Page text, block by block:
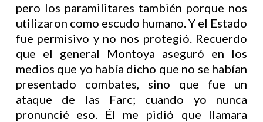
pero los paramilitares también porque nos
utilizaron como escudo humano. Y el Estado
fue permisivo y no nos protegió. Recuerdo
que el general Montoya aseguró en los
medios que yo había dicho que no se habían
presentado combates, sino que fue un
ataque de las Farc; cuando yo nunca
pronuncié eso. Él me pidió que llamara